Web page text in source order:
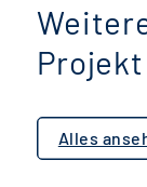
Projekt
Alles